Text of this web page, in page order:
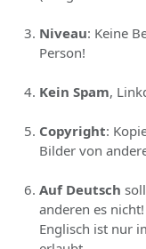
Niveau: Keine
Person!
Kein Spam,
Copyright:
Bilder von
Auf Deutsch
anderen es nicht!
Englisch ist nur